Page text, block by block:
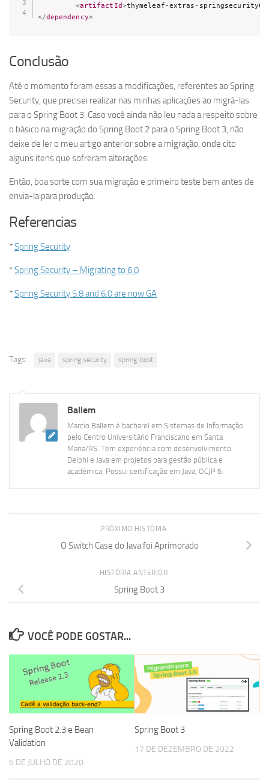
<artifactId>thymeleaf-extras-springsecurity6
</dependency>
Conclusão
Até o momento foram essas a modificações, referentes ao Spring
Security, que precisei realizar nas minhas aplicações ao migrá-las
para o Spring Boot 3. Caso você ainda não leu nada a respeito sobre
o básico na migração do Spring Boot 2 para o Spring Boot 3, não
deixe de ler o meu artigo anterior sobre a migração, onde cito
alguns itens que sofreram alterações.
Então, boa sorte com sua migração e primeiro teste bem antes de
envia-la para produção.
Referencias
*Spring Security
*Spring Security – Migrating to 6.0
*Spring Security 5.8 and 6.0 are now GA
Tags: java spring security spring-boot
Ballem
Marcio Ballem é bacharel em Sistemas de Informação
pelo Centro Universitário Franciscano em Santa
Maria/RS. Tem experiência com desenvolvimento
Delphi e Java em projetos para gestão pública e
acadêmica. Possui certificação em Java, OCJP 6.
PRÓXIMO HISTÓRIA
O Switch Case do Java foi Aprimorado
HISTÓRIA ANTERIOR
Spring Boot 3
VOCÊ PODE GOSTAR...
Spring Boot 2.3 e Bean
Validation
6 DE JULHO DE 2020
Spring Boot 3
17 DE DEZEMBRO DE 2022